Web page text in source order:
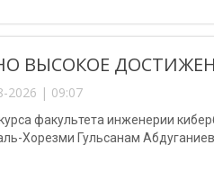
ВЫСОКОЕ
2026 | 09:07
факультета инженерии
Хорезми Гульсанам